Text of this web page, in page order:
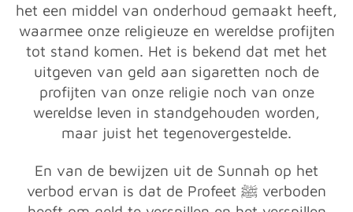
het een middel van onderhoud gemaakt heeft,
waarmee onze religieuze en wereldse profijten
tot stand komen. Het is bekend dat met het
uitgeven van geld aan sigaretten noch de
profijten van onze religie noch van onze
wereldse leven in standgehouden worden,
maar juist het tegenovergestelde.
En van de bewijzen uit de Sunnah op het
verbod ervan is dat de Profeet ﷺ verboden